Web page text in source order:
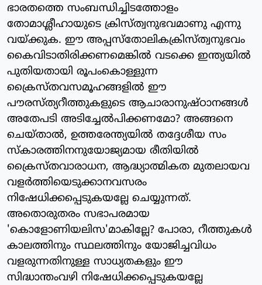
ഭാരതത്തെ സംബന്ധിച്ചിടത്തോളം
തോമാശ്ലീഹായുടെ ക്രിസ്ത്വനുഭവമാണു എന്നു
വയ്ക്കുക. ഈ അപ്പസ്‌തോലികക്രിസ്ത്വനുഭവം
കൈവിടാതിരിക്കണമെങ്കില്‍ വടക്കെ ഇന്ത്യയില്‍
പുതിയതായി രൂപംകൊള്ളുന്ന
ക്രൈസ്തവസമൂഹങ്ങളില്‍ ഈ
പൗരസ്ത്യറീത്തുകളുടെ ആചാരാനുഷ്ഠാനങ്ങള്‍
അതേപടി അടിച്ചേല്‍പിക്കണമോ? അങ്ങനെ
ചെയ്താല്‍, ഉത്തരേന്ത്യയില്‍ തദ്ദേശീയ സം
സ്‌കാരത്തിനനുയോജ്യമായ രീതിയില്‍
ക്രൈസ്തവാരാധന, ആദ്ധ്യാത്മികത മുതലായവ
വളര്‍ത്തിയെടുക്കാനവസരം
നിഷേധിക്കപ്പെടുകയല്ലേ ചെയ്യുന്നത്.
അതൊരുതരം സഭാപരമായ
'കൊളോണിയലിസ'മാകില്ലേ? പോരാ, റീത്തുകള്‍
കാലത്തിനും സ്ഥലത്തിനും യോജിച്ചവിധം
വളരുന്നതിനുള്ള സാധ്യതകളും ഈ
സിദ്ധാന്തംവഴി നിഷേധിക്കപ്പെടുകയല്ലേ